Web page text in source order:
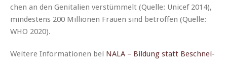
chen an den Gen­i­tal­ien ver­stüm­melt (Quelle: Unicef 2014),
min­destens 200 Mil­lio­nen Frauen sind betrof­fen (Quelle:
WHO 2020).
Weit­ere Infor­ma­tio­nen bei NALA – Bil­dung statt Beschnei­